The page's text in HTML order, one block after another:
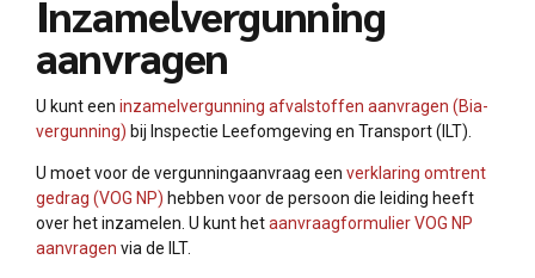
Inzamelvergunning
aanvragen
U kunt een inzamelvergunning afvalstoffen aanvragen (Bia-
vergunning) bij Inspectie Leefomgeving en Transport (ILT).
U moet voor de vergunningaanvraag een verklaring omtrent
gedrag (VOG NP) hebben voor de persoon die leiding heeft
over het inzamelen. U kunt hetaanvraagformulier VOG NP
aanvragen via de ILT.